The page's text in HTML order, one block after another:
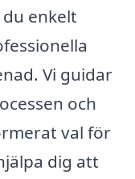
enkelt
Vi guidar
och
val för
dig att